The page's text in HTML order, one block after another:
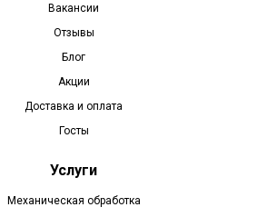
Вакансии
Отзывы
Блог
Акции
Доставка и оплата
Госты
Услуги
Механическая обработка